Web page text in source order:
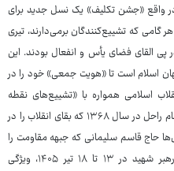
واقع «جشن تکلیف» یک نسل جدید برای
گامی که تشییع‌کنندگان برمی‌دارند، تیری
القای فضای یأس و انفعال بودند. این
اسلام است تا «هویت جمعی» خود را در
اسلامی همواره با «تشییع‌های نقطه
عطف» شناخته شده است؛ از بدرقه تاریخی امام راحل در سال ۱۳۶۸ که بقای انقلاب را در
حاج قاسم سلیمانی که جبهه مقاومت را
به یک قدرت جهانی بدل کرد. اما تشییع رهبر شهید در ۱۳ تا ۱۸ تیر ۱۴۰۵، ویژگی